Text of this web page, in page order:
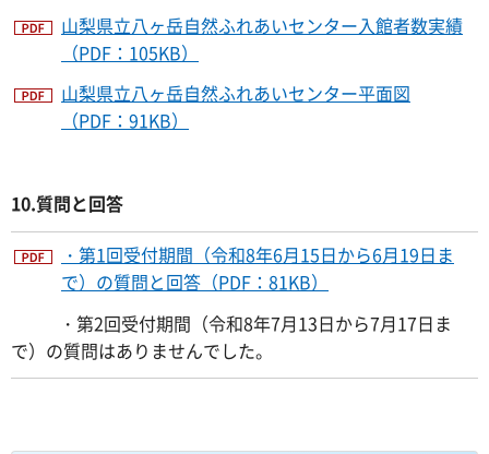
山梨県立八ヶ岳自然ふれあいセンター入館者数実績
（PDF：105KB）
山梨県立八ヶ岳自然ふれあいセンター平面図
（PDF：91KB）
10.質問と回答
・第1回受付期間（令和8年6月15日から6月19日ま
で）の質問と回答（PDF：81KB）
・第2回受付期間（令和8年7月13日から7月17日ま
で）の質問はありませんでした。